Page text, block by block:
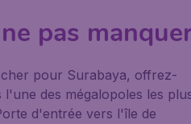
pas
pour Surabaya, offrez-
des mégalopoles les
d'entrée vers l'île de